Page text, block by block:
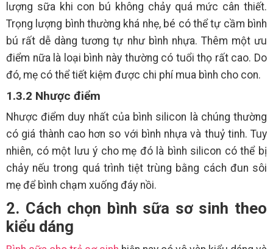
lượng sữa khi con bú không chảy quá mức cân thiết.
Trọng lượng bình thường khá nhẹ, bé có thể tự cầm bình
bú rất dễ dàng tương tự như bình nhựa. Thêm một ưu
điểm nữa là loại bình này thường có tuổi thọ rất cao. Do
đó, mẹ có thể tiết kiệm được chi phí mua bình cho con.
1.3.2 Nhược điểm
Nhược điểm duy nhất của bình silicon là chúng thường
có giá thành cao hơn so với bình nhựa và thuỷ tinh. Tuy
nhiên, có một lưu ý cho mẹ đó là bình silicon có thể bị
chảy nếu trong quá trình tiệt trùng bằng cách đun sôi
mẹ để bình chạm xuống đáy nồi.
2. Cách chọn bình sữa sơ sinh theo
kiểu dáng